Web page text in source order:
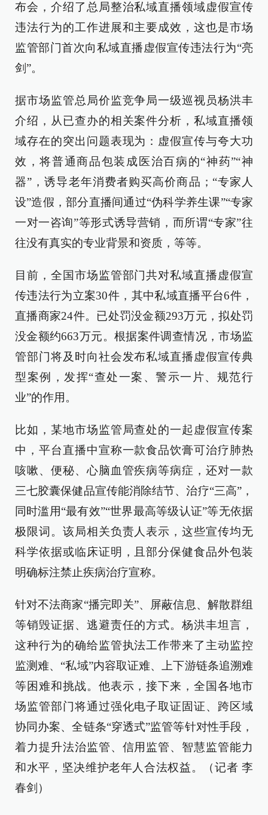
布会，介绍了总局整治私域直播领域虚假宣传
违法行为的工作进展和主要成效，这也是市场
监管部门首次向私域直播虚假宣传违法行为“亮
剑”。
据市场监管总局价监竞争局一级巡视员杨洪丰
介绍，从已查办的相关案件分析，私域直播领
域存在的突出问题表现为：虚假宣传与夸大功
效，将普通商品包装成医治百病的“神药”“神
器”，诱导老年消费者购买高价商品；“专家人
设”造假，部分直播间通过“伪科学养生课”“专家
一对一咨询”等形式诱导营销，而所谓“专家”往
往没有真实的专业背景和资质，等等。
目前，全国市场监管部门共对私域直播虚假宣
传违法行为立案30件，其中私域直播平台6件，
直播商家24件。已处罚没金额293万元，拟处罚
没金额约663万元。根据案件调查情况，市场监
管部门将及时向社会发布私域直播虚假宣传典
型案例，发挥“查处一案、警示一片、规范行
业”的作用。
比如，某地市场监管局查处的一起虚假宣传案
中，平台直播中宣称一款食品饮膏可治疗肺热
咳嗽、便秘、心脑血管疾病等病症，还对一款
三七胶囊保健品宣传能消除结节、治疗“三高”，
同时滥用“最有效”“世界最高等级认证”等无依据
极限词。该局相关负责人表示，这些宣传均无
科学依据或临床证明，且部分保健食品外包装
明确标注禁止疾病治疗宣称。
针对不法商家“播完即关”、屏蔽信息、解散群组
等销毁证据、逃避责任的方式。杨洪丰坦言，
这种行为的确给监管执法工作带来了主动监控
监测难、“私域”内容取证难、上下游链条追溯难
等困难和挑战。他表示，接下来，全国各地市
场监管部门将通过强化电子取证固证、跨区域
协同办案、全链条“穿透式”监管等针对性手段，
着力提升法治监管、信用监管、智慧监管能力
和水平，坚决维护老年人合法权益。（记者 李
春剑）